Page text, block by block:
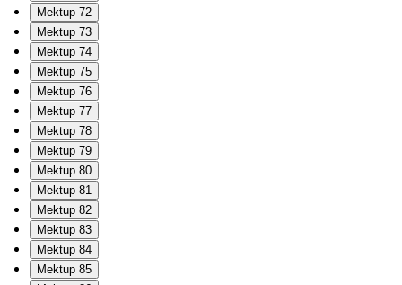
Mektup 72
Mektup 73
Mektup 74
Mektup 75
Mektup 76
Mektup 77
Mektup 78
Mektup 79
Mektup 80
Mektup 81
Mektup 82
Mektup 83
Mektup 84
Mektup 85